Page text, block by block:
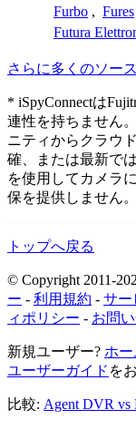
Furbo , Fures
Futura
さらに多くのソース
* iSpyConnectは
連性を持ちません
ニティからクラウ
確、または最新で
を使用してカメラ
保を提供しません。
トップへ戻る
© Copyright 2011-
ー - 利用規約 - サー
ィポリシー - お問
新規ユーザー? ホ
ユーザーガイド を
比較: Agent DVR vs